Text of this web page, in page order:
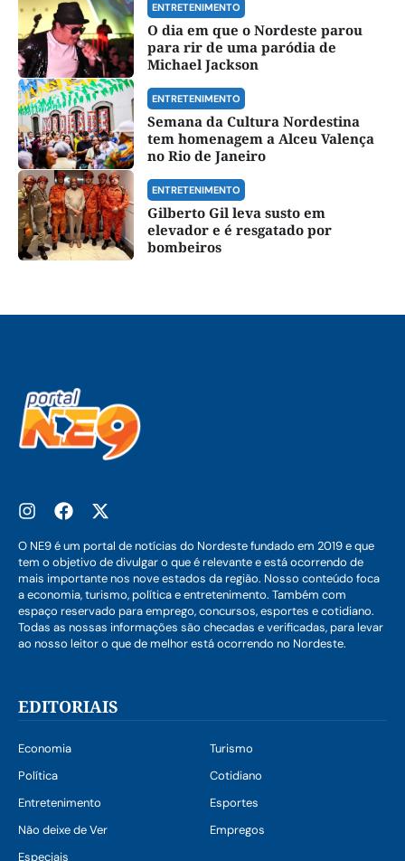
ENTRETENIMENTO
O dia em que o Nordeste parou
para rir de uma paródia de
Michael Jackson
ENTRETENIMENTO
Semana da Cultura Nordestina
tem homenagem a Alceu Valença
no Rio de Janeiro
ENTRETENIMENTO
Gilberto Gil leva susto em
elevador e é resgatado por
bombeiros
O NE9 é um portal de notícias do Nordeste fundado em 2019 e que
tem o objetivo de divulgar o que é relevante e está ocorrendo de
mais importante nos nove estados da região. Nosso conteúdo foca
a economia, turismo, política e entretenimento. Também com
espaço reservado para emprego, concursos, esportes e cotidiano.
Todas as nossas informações são checadas e verificadas, para levar
ao nosso leitor o que de melhor está ocorrendo no Nordeste.
EDITORIAIS
Economia
Turismo
Política
Cotidiano
Entretenimento
Esportes
Não deixe de Ver
Empregos
Especiais